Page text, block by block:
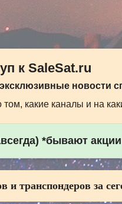
к SaleSat.ru
новости
какие каналы и на
*бывают
и транспондеров за